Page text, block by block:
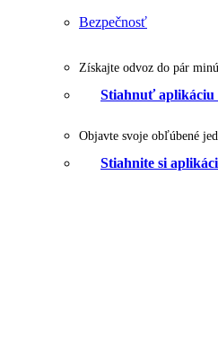
Bezpečnosť
Získajte odvoz do pár
Stiahnuť aplikáciu
Objavte svoje obľúbené
Stiahnite si